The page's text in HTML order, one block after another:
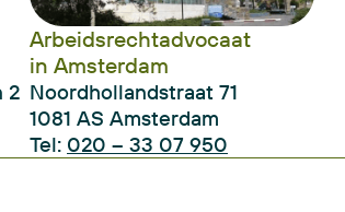
2
Arbeidsrechtadvocaat
in Amsterdam
Noordhollandstraat 71
1081 AS Amsterdam
Tel: 020 – 33 07 950